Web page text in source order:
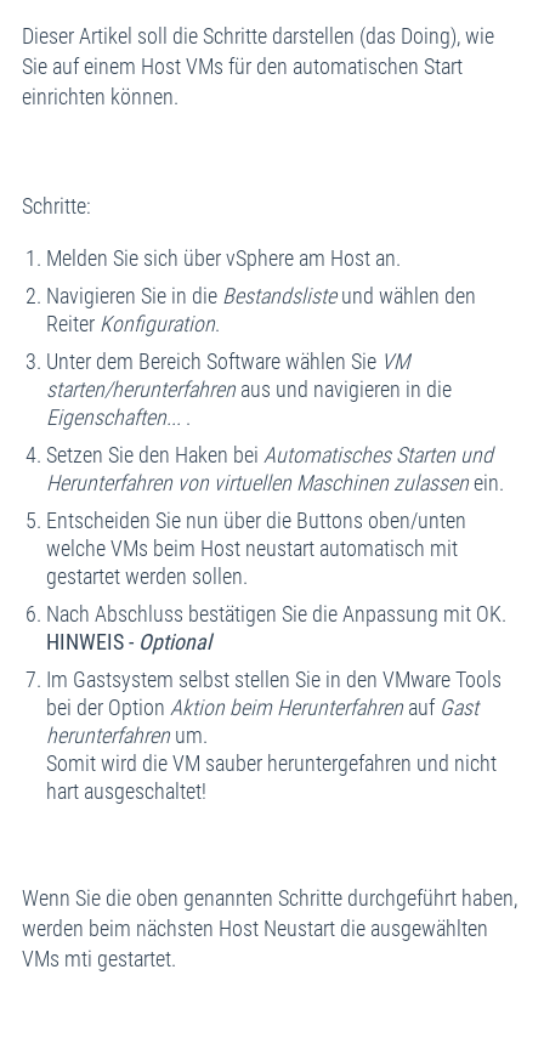
Dieser Artikel soll die Schritte darstellen (das Doing), wie
Sie auf einem Host VMs für den automatischen Start
einrichten können.
Schritte:
Melden Sie sich über vSphere am Host an.
Navigieren Sie in die Bestandslisteund wählen den
Reiter Konfiguration.
Unter dem Bereich Software wählen Sie VM
starten/herunterfahrenaus und navigieren in die
Eigenschaften... .
Setzen Sie den Haken bei Automatisches Starten und
Herunterfahren von virtuellen Maschinen zulassenein.
Entscheiden Sie nun über die Buttons oben/unten
welche VMs beim Host neustart automatisch mit
gestartet werden sollen.
Nach Abschluss bestätigen Sie die Anpassung mit OK.
HINWEIS - Optional
Im Gastsystem selbst stellen Sie in den VMware Tools
bei der Option Aktion beim Herunterfahrenauf Gast
herunterfahrenum.
Somit wird die VM sauber heruntergefahren und nicht
hart ausgeschaltet!
Wenn Sie die oben genannten Schritte durchgeführt haben,
werden beim nächsten Host Neustart die ausgewählten
VMs mti gestartet.